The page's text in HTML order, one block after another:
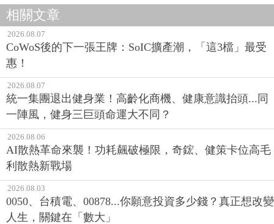
相關文章
2026.08.07
CoWoS後的下一張王牌：SoIC擴產潮，「這3檔」最受
惠！
2026.08.07
統一集團退出健身業！高齡化商機、健康意識抬頭...同
一陣風，健身三巨頭命運大不同？
2026.08.06
AI散熱革命來襲！功耗飆破極限，奇鋐、健策卡位高毛
利散熱新戰場
2026.08.03
0050、台積電、00878...你願意投資多少錢？真正想改變
人生，關鍵在「數大」